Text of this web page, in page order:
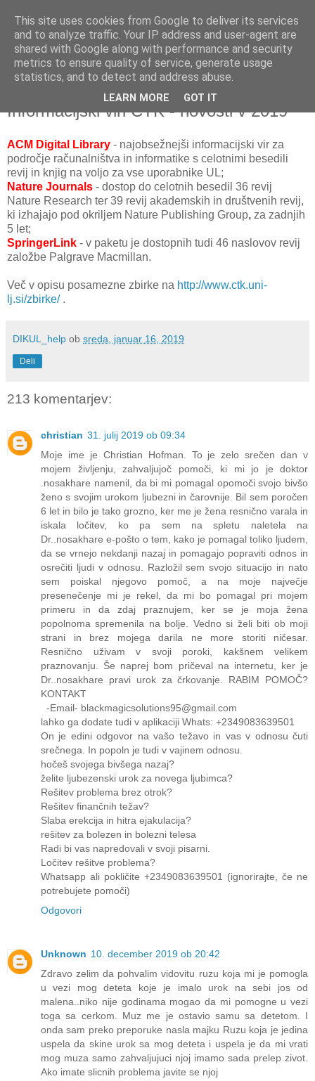
sreda, 16. januar 2019
Informacijski viri CTK - novosti v 2019
ACM Digital Library - najobsežnejši informacijski vir za
področje računalništva in informatike s celotnimi besedili
revij in knjig na voljo za vse uporabnike UL;
Nature Journals - dostop do celotnih besedil 36 revij
Nature Research ter 39 revij akademskih in društvenih revij,
ki izhajajo pod okriljem Nature Publishing Group, za zadnjih
5 let;
SpringerLink - v paketu je dostopnih tudi 46 naslovov revij
založbe Palgrave Macmillan.
Več v opisu posamezne zbirke na http://www.ctk.uni-
lj.si/zbirke/ .
DIKUL_help ob sreda, januar 16, 2019
Deli
213 komentarjev:
christian 31. julij 2019 ob 09:34
Moje ime je Christian Hofman. To je zelo srečen dan v
mojem življenju, zahvaljujoč pomoči, ki mi jo je doktor
.nosakhare namenil, da bi mi pomagal opomoči svojo bivšo
ženo s svojim urokom ljubezni in čarovnije. Bil sem poročen
6 let in bilo je tako grozno, ker me je žena resnično varala in
iskala ločitev, ko pa sem na spletu naletela na
Dr..nosakhare e-pošto o tem, kako je pomagal toliko ljudem,
da se vrnejo nekdanji nazaj in pomagajo popraviti odnos in
osrečiti ljudi v odnosu. Razložil sem svojo situacijo in nato
sem poiskal njegovo pomoč, a na moje največje
presenečenje mi je rekel, da mi bo pomagal pri mojem
primeru in da zdaj praznujem, ker se je moja žena
popolnoma spremenila na bolje. Vedno si želi biti ob moji
strani in brez mojega darila ne more storiti ničesar.
Resnično uživam v svoji poroki, kakšnem velikem
praznovanju. Še naprej bom pričeval na internetu, ker je
Dr..nosakhare pravi urok za črkovanje. RABIM POMOČ?
KONTAKT
-Email- blackmagicsolutions95@gmail.com
lahko ga dodate tudi v aplikaciji Whats: +2349083639501
On je edini odgovor na vašo težavo in vas v odnosu čuti
srečnega. In popoln je tudi v vajinem odnosu.
hočeš svojega bivšega nazaj?
želite ljubezenski urok za novega ljubimca?
Rešitev problema brez otrok?
Rešitev finančnih težav?
Slaba erekcija in hitra ejakulacija?
rešitev za bolezen in bolezni telesa
Radi bi vas napredovali v svoji pisarni.
Ločitev rešitve problema?
Whatsapp ali pokličite +2349083639501 (ignorirajte, če ne
potrebujete pomoči)
Odgovori
Unknown 10. december 2019 ob 20:42
Zdravo zelim da pohvalim vidovitu ruzu koja mi je pomogla
u vezi mog deteta koje je imalo urok na sebi jos od
malena..niko nije godinama mogao da mi pomogne u vezi
toga sa cerkom. Muz me je ostavio samu sa detetom. I
onda sam preko preporuke nasla majku Ruzu koja je jedina
uspela da skine urok sa mog deteta i uspela je da mi vrati
mog muza samo zahvaljujuci njoj imamo sada prelep zivot.
Ako imate slicnih problema javite se njoj
This site uses cookies from Google to deliver its services
and to analyze traffic. Your IP address and user-agent are
shared with Google along with performance and security
metrics to ensure quality of service, generate usage
statistics, and to detect and address abuse.
LEARN MORE GOT IT